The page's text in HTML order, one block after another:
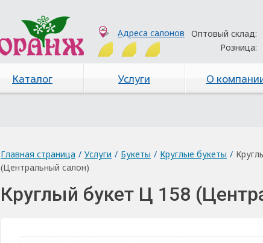
Адреса салонов Оптовый склад:
Розница:
Каталог Услуги О
Главная страница / Услуги / Букеты / Круглые букеты /
(Центральный салон)
Круглый букет Ц 158